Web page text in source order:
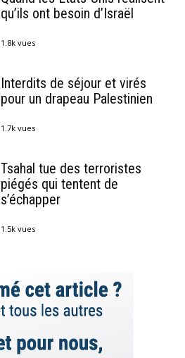
qu’ils ont besoin d’Israël
1.8k vues
Interdits de séjour et virés
pour un drapeau Palestinien
1.7k vues
Tsahal tue des terroristes
piégés qui tentent de
s’échapper
1.5k vues